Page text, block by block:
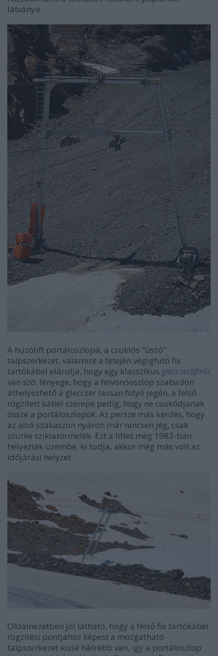
látványa.
A húzólift portáloszlopa, a csuklós "úszó"
talpszerkezet, valamint a tetején végigfutó fix
tartókábel elárulja, hogy egy klasszikus gleccserliftről
van szó: lényege, hogy a felvonóoszlop szabadon
áthelyezhető a gleccser lassan folyó jegén, a felső
rögzített kábel szerepe pedig, hogy ne csukódjanak
össze a portáloszlopok. Az persze más kérdés, hogy
az alsó szakaszon nyáron már nincsen jég, csak
szürke sziklatörmelék. Ezt a liftet még 1983-ban
helyezték üzembe, ki tudja, akkor még más volt az
időjárási helyzet.
Oldalnézetben jól látható, hogy a felső fix tartókábel
rögzítési pontjához képest a mozgatható
talpszerkezet kissé hátrébb van, így a portáloszlop